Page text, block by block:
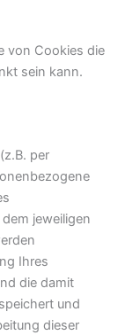
von Cookies die
sein kann.
per
jeweiligen
Ihres
die damit
und
dieser